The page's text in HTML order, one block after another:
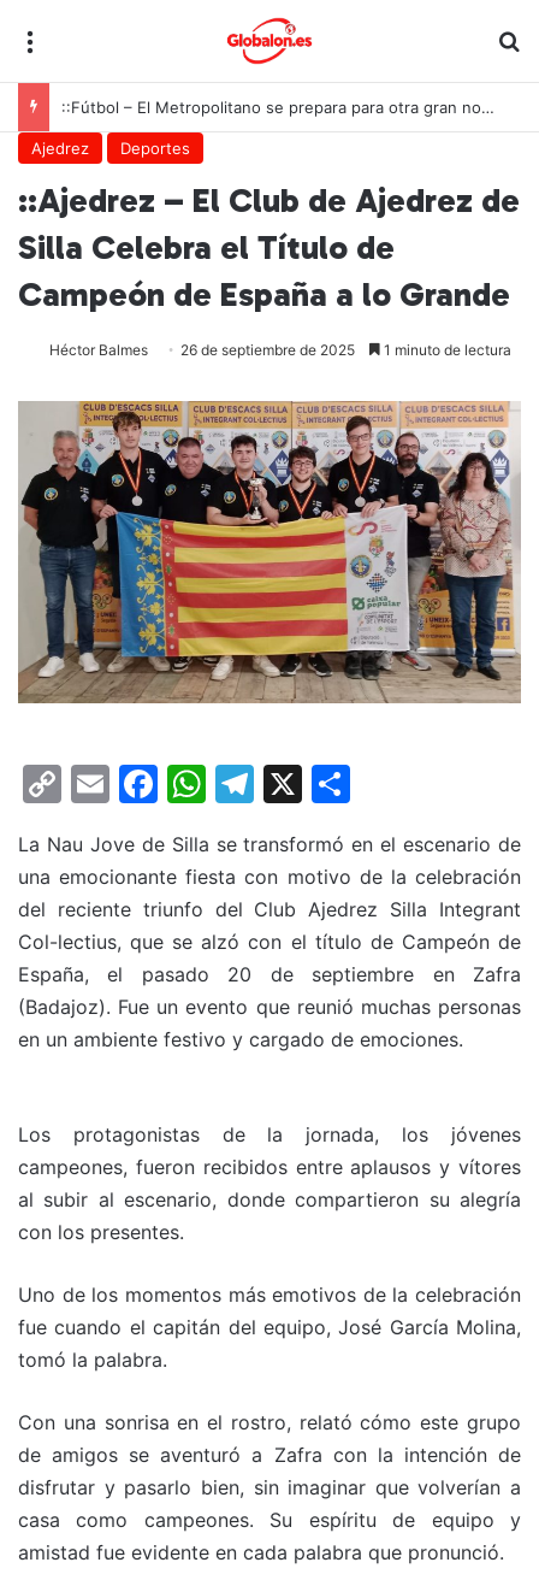
::Fútbol – El Metropolitano se prepara para otra gran noche de la Roja ante Inglaterra
Ajedrez Deportes
::Ajedrez – El Club de Ajedrez de
Silla Celebra el Título de
Campeón de España a lo Grande
Héctor Balmes 26 de septiembre de 2025 1 minuto de lectura
C
p
y
Li
n
k
E
ai
l
F
c
e
b
o
o
k
W
at
s
A
p
p
T
e
gr
a
m
X
m
p
ar
tir
La Nau Jove de Silla se transformó en el escenario de
una emocionante fiesta con motivo de la celebración
del reciente triunfo del Club Ajedrez Silla Integrant
Col-lectius, que se alzó con el título de Campeón de
España, el pasado 20 de septiembre en Zafra
(Badajoz). Fue un evento que reunió muchas personas
en un ambiente festivo y cargado de emociones.
Los protagonistas de la jornada, los jóvenes
campeones, fueron recibidos entre aplausos y vítores
al subir al escenario, donde compartieron su alegría
con los presentes.
Uno de los momentos más emotivos de la celebración
fue cuando el capitán del equipo, José García Molina,
tomó la palabra.
Con una sonrisa en el rostro, relató cómo este grupo
de amigos se aventuró a Zafra con la intención de
disfrutar y pasarlo bien, sin imaginar que volverían a
casa como campeones. Su espíritu de equipo y
amistad fue evidente en cada palabra que pronunció.